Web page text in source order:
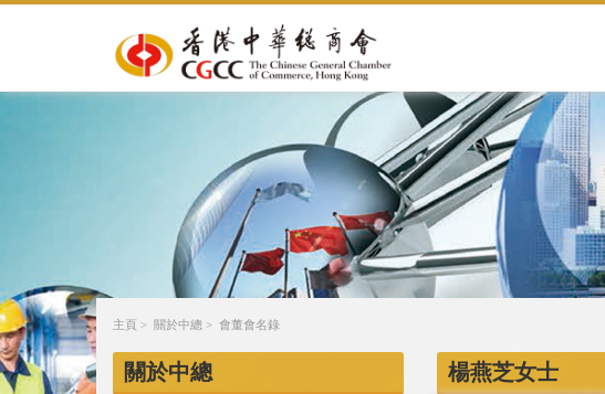
主頁 > 關於中總 > 會董會名錄
關於中總 楊燕芝女士